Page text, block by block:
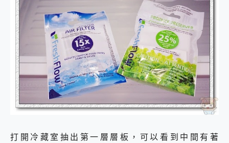
打開冷藏室抽出第一層層板，可以看到中間有著